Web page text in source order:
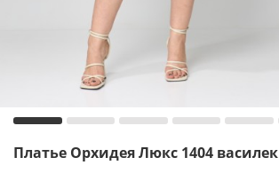
Платье Орхидея Люкс 1404 василек